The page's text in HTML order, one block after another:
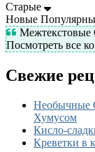
Старые
Новые
Посмотреть все
Свежие
Необычные
Хумусом
Кисло-
Креветки в